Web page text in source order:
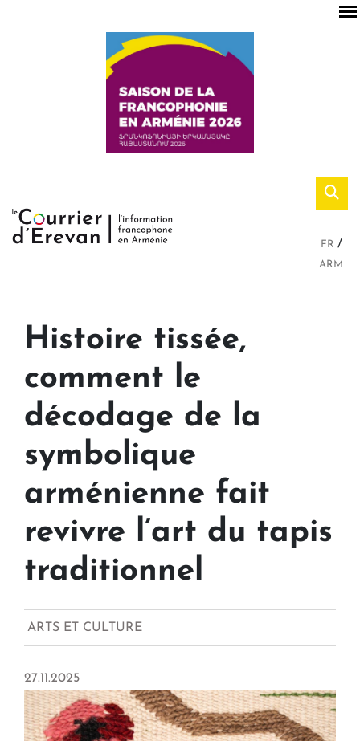
FR
ARM
Histoire tissée,
comment le
décodage de la
symbolique
arménienne fait
revivre l’art du tapis
traditionnel
ARTS ET CULTURE
27.11.2025